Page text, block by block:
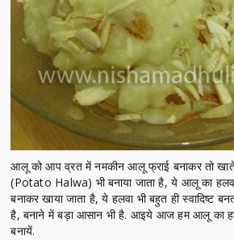
आलू को आप व्रत में नमकीन आलू फ्राई बनाकर तो
(Potato Halwa) भी बनाया जाता है, ये आलू का
बनाकर खाया जाता है, ये हलवा भी बहुत ही स्वादिष्ट
है, बनाने में बड़ा आसान भी है. आइये आज हम आलू का
बनायें.